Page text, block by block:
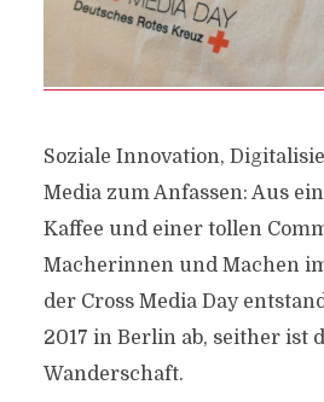
Soziale Innovation,
Media zum Anfassen: Aus
Kaffee und einer tollen
Macherinnen und Machen
der Cross Media Day
2017 in Berlin ab, seither ist
Wanderschaft.